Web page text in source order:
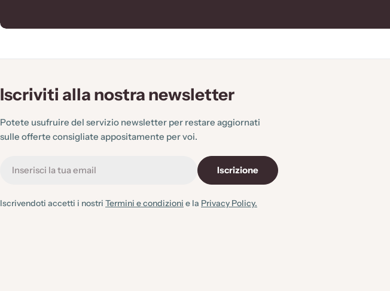
:
Iscriviti alla nostra newsletter
Potete usufruire del servizio newsletter per restare aggiornati
sulle offerte consigliate appositamente per voi.
mail
Iscrizione
Iscrivendoti accetti i nostri Termini e condizioni e la Privacy Policy.